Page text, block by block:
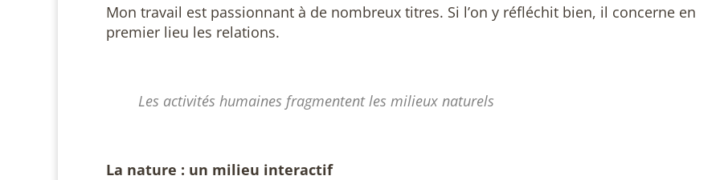
Mon travail est passionnant à de nombreux titres. Si l’on y réfléchit bien, il concerne en
premier lieu les relations.
Les activités humaines fragmentent les milieux naturels
La nature : un milieu interactif